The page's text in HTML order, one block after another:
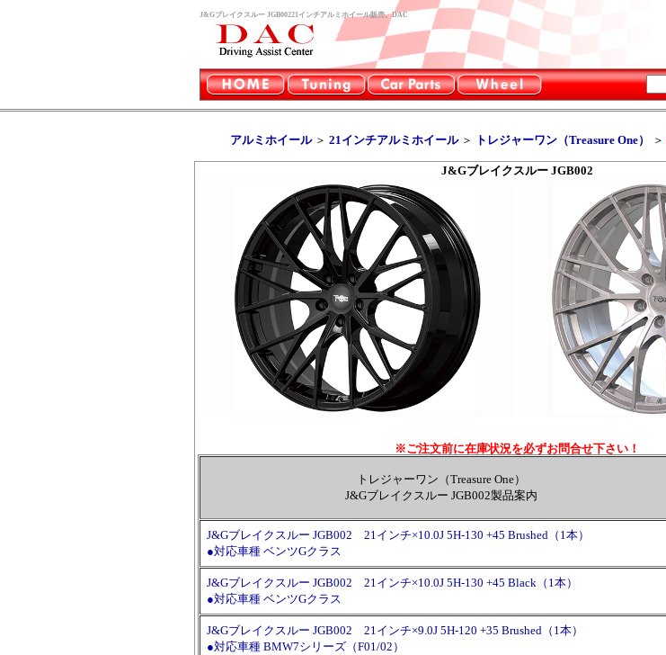
J&Gブレイクスルー JGB00221インチアルミホイール販売。DAC
アルミホイール＞ 21インチアルミホイール＞ トレジャーワン（Treasure One） ＞
J&Gブレイクスルー JGB002
※ご注文前に在庫状況を必ずお問合せ下さい！
トレジャーワン（Treasure One）
J&Gブレイクスルー JGB002製品案内
J&Gブレイクスルー JGB002 21インチ×10.0J 5H-130 +45 Brushed（1本）
●対応車種 ベンツGクラス
J&Gブレイクスルー JGB002 21インチ×10.0J 5H-130 +45 Black（1本）
●対応車種 ベンツGクラス
J&Gブレイクスルー JGB002 21インチ×9.0J 5H-120 +35 Brushed（1本）
●対応車種 BMW7シリーズ（F01/02）